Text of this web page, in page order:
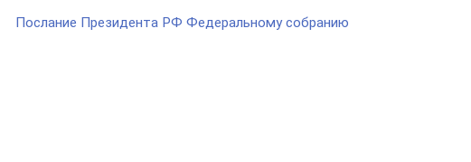
Послание Президента РФ Федеральному собранию